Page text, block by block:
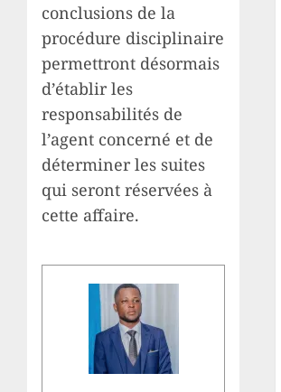
conclusions de la
procédure disciplinaire
permettront désormais
d’établir les
responsabilités de
l’agent concerné et de
déterminer les suites
qui seront réservées à
cette affaire.